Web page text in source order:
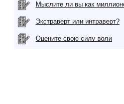
Мыслите ли вы как
Экстраверт или интраверт?
Оцените свою силу воли